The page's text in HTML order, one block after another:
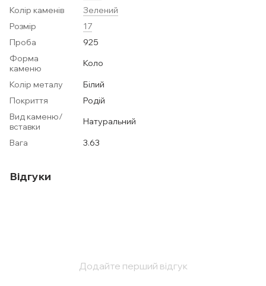
Колір каменів
Зелений
Розмір
17
Проба
925
Форма
каменю
Коло
Колір металу
Білий
Покриття
Родій
Вид каменю/
вставки
Натуральний
Вага
3.63
Відгуки
Додайте перший відгук